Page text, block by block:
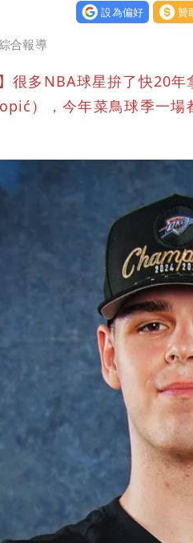
設為偏好 贊助
合報導
很多NBA球星拚了快20
），今年菜鳥球季一